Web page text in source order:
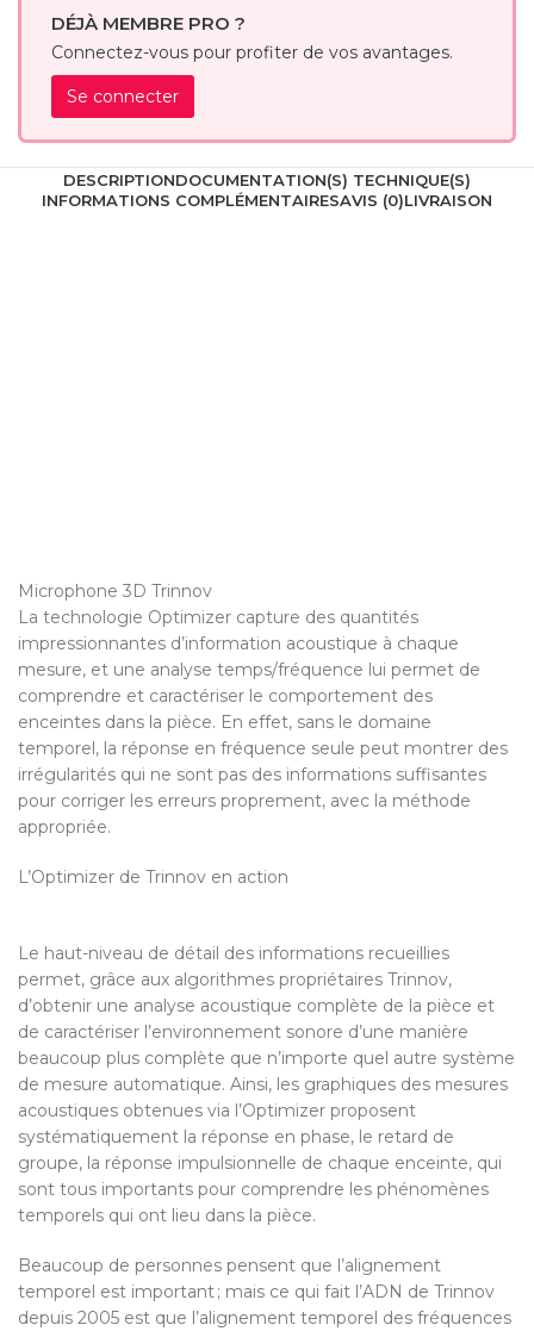
DÉJÀ MEMBRE PRO ?
Connectez-vous pour profiter de vos avantages.
Se connecter
DESCRIPTIONDOCUMENTATION(S) TECHNIQUE(S)
INFORMATIONS COMPLÉMENTAIRESAVIS (0)LIVRAISON
Microphone 3D Trinnov
La technologie Optimizer capture des quantités
impressionnantes d’information acoustique à chaque
mesure, et une analyse temps/fréquence lui permet de
comprendre et caractériser le comportement des
enceintes dans la pièce. En effet, sans le domaine
temporel, la réponse en fréquence seule peut montrer des
irrégularités qui ne sont pas des informations suffisantes
pour corriger les erreurs proprement, avec la méthode
appropriée.
L’Optimizer de Trinnov en action
Le haut-niveau de détail des informations recueillies
permet, grâce aux algorithmes propriétaires Trinnov,
d’obtenir une analyse acoustique complète de la pièce et
de caractériser l’environnement sonore d’une manière
beaucoup plus complète que n’importe quel autre système
de mesure automatique. Ainsi, les graphiques des mesures
acoustiques obtenues via l’Optimizer proposent
systématiquement la réponse en phase, le retard de
groupe, la réponse impulsionnelle de chaque enceinte, qui
sont tous importants pour comprendre les phénomènes
temporels qui ont lieu dans la pièce.
Beaucoup de personnes pensent que l’alignement
temporel est important ; mais ce qui fait l’ADN de Trinnov
depuis 2005 est que l’alignement temporel des fréquences